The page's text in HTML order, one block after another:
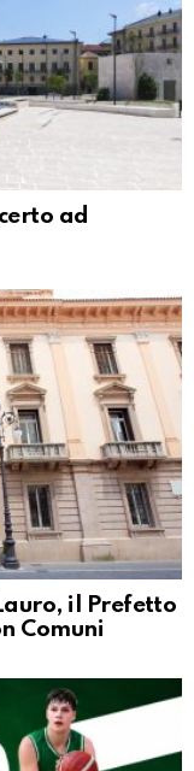
ad
il Prefetto
Comuni